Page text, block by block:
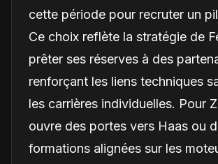
cette période pour recruter un
Ce choix reflète la stratégie de
prêter ses réserves à des
renforçant les liens techniques
les carrières individuelles. Pour
ouvre des portes vers Haas ou
formations alignées sur les